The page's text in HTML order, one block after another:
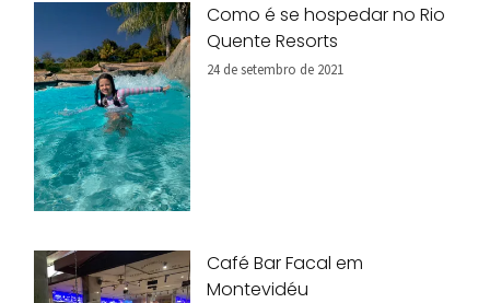
Como é se hospedar no Rio
Quente Resorts
24 de setembro de 2021
Café Bar Facal em
Montevidéu